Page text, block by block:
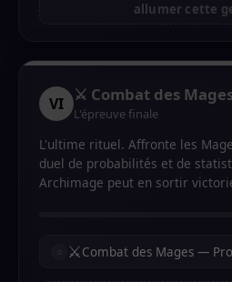
allumer cette
VI ⚔️ Combat des
L'épreuve finale
L'ultime rituel. Affronte les
duel de probabilités et de
Archimage peut en sortir
⚔️Combat des Mages —